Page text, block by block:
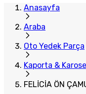
Anasayfa
Araba
Oto Yedek Parça
Kaporta &
FELİCİA ÖN